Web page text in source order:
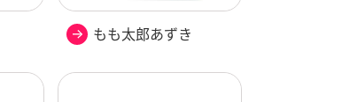
もも太郎あずき